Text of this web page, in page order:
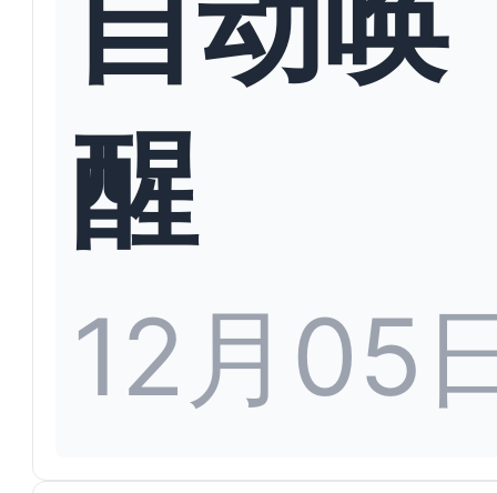
醒
12月05